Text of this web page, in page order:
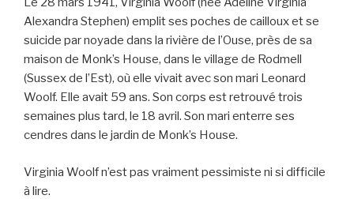
Alexandra Stephen) emplit ses poches de cailloux et se
suicide par noyade dans la rivière de l’Ouse, près de sa
maison de Monk’s House, dans le village de Rodmell
(Sussex de l’Est), où elle vivait avec son mari Leonard
Woolf. Elle avait 59 ans. Son corps est retrouvé trois
semaines plus tard, le 18 avril. Son mari enterre ses
cendres dans le jardin de Monk’s House.
Virginia Woolf n’est pas vraiment pessimiste ni si difficile
à lire.